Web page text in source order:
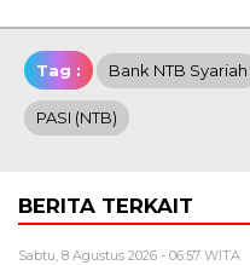
Tag : Bank NTB Syariah
PASI (NTB)
BERITA TERKAIT
Sabtu, 8 Agustus 2026 - 06:57 WITA